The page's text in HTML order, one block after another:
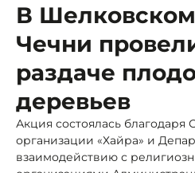
В
Чечни
раздаче
деревьев
Акция состоялась благодаря
организации «Хайра» и
взаимодействию с